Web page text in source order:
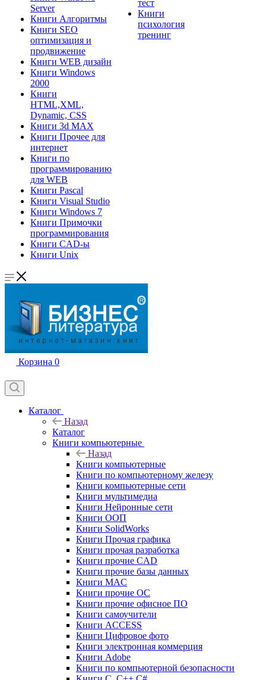
Server
Книги Алгоритмы
Книги SEO
оптимизация и
продвижение
Книги WEB дизайн
Книги Windows
2000
Книги
HTML,XML,
Dynamic, CSS
Книги 3d MAX
Книги Прочее для
интернет
Книги по
программированию
для WEB
Книги Pascal
Книги Visual Studio
Книги Windows 7
Книги Примочки
программирования
Книги CAD-ы
Книги Unix
тест
Книги
психология
тренинг
Корзина 0
Каталог
Назад
Каталог
Книги компьютерные
Назад
Книги компьютерные
Книги по компьютерному железу
Книги компьютерные сети
Книги мультимедиа
Книги Нейронные сети
Книги ООП
Книги SolidWorks
Книги Прочая графика
Книги прочая разработка
Книги прочие CAD
Книги прочие базы данных
Книги MAC
Книги прочие ОС
Книги прочие офисное ПО
Книги самоучители
Книги ACCESS
Книги Цифровое фото
Книги электронная коммерция
Книги Adobe
Книги по компьютерной безопасности